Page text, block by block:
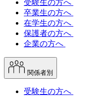
受験生の方へ
卒業生の方へ
在学生の方へ
保護者の方へ
企業の方へ
関係者別
受験生の方へ